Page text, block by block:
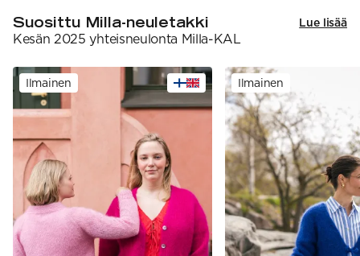
Suosittu Milla-neuletakki Lue lisää
Kesän 2025 yhteisneulonta Milla-KAL
Ilmainen Ilmainen